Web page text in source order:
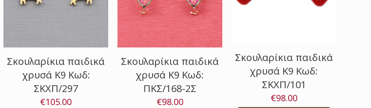
Σκουλαρίκια παιδικά
χρυσά Κ9 Κωδ:
ΣΚΧΠ/297
€105.00
Σκουλαρίκια παιδικά
χρυσά Κ9 Κωδ:
ΠΚΣ/168-2Σ
€98.00
Σκουλαρίκια παιδικά
χρυσά Κ9 Κωδ:
ΣΚΧΠ/101
€98.00